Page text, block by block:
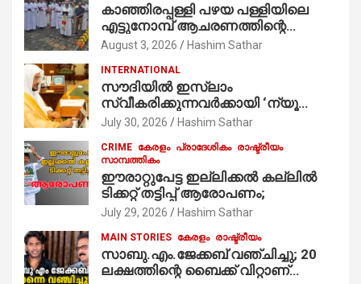
കാഞ്ഞിരപ്പള്ളി പഴയ പള്ളിയിലെ
എട്ടുനോമ്പ് ആചരണത്തിന്റെ
ഭാഗമായുള്ള പന്തലിന്റെ കാൽനാട്ട്
കുര്യൻ താമരശ്ശേരി
നിർവഹിക്കുന്നു.
August 3, 2026 Hashim Sathar
INTERNATIONAL
സൗദിയില്‍ ഇസ്‌ലാം
സ്വീകരിക്കുന്നവര്‍ക്കായി ‘ന്യൂ
മുസ്ലിം’ ഡിജിറ്റല്‍ കാര്‍ഡ് സേവനം
July 30, 2026 Hashim Sathar
CRIME കേരളം പ്രാദേശികം രാഷ്ട്രീയം
സാമ്പത്തികം
ഈരാറ്റുപേട്ട ഇല്ലിക്കൽ കല്ലിൽ
ടിക്കറ്റ് തട്ടിപ്പ് ആരോപണം;
July 29, 2026 Hashim Sathar
MAIN STORIES കേരളം രാഷ്ട്രീയം
സാബു.എം.ജേക്കബ് വഞ്ചിച്ചു; 20
ലക്ഷത്തിന്റെ ബൈക്ക് വിറ്റാണ്